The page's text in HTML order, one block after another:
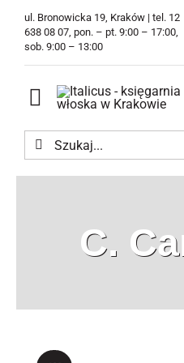
Przejdź
zawartości
ul. Bronowicka 19, Kraków | tel. 12
638 08 07, pon. – pt. 9:00 – 17:00,
sob. 9:00 – 13:00
Toggle
Navigation
Księgarnia
Tłumaczenia
Szukaj
C.